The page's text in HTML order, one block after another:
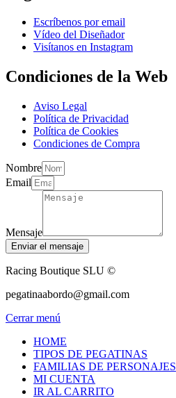
Escríbenos por email
Vídeo del Diseñador
Visítanos en Instagram
Condiciones de la Web
Aviso Legal
Política de Privacidad
Política de Cookies
Condiciones de Compra
Nombre
Email
Mensaje
Enviar el mensaje
Racing Boutique SLU ©
pegatinaabordo@gmail.com
Cerrar menú
HOME
TIPOS DE PEGATINAS
FAMILIAS DE PERSONAJES
MI CUENTA
IR AL CARRITO